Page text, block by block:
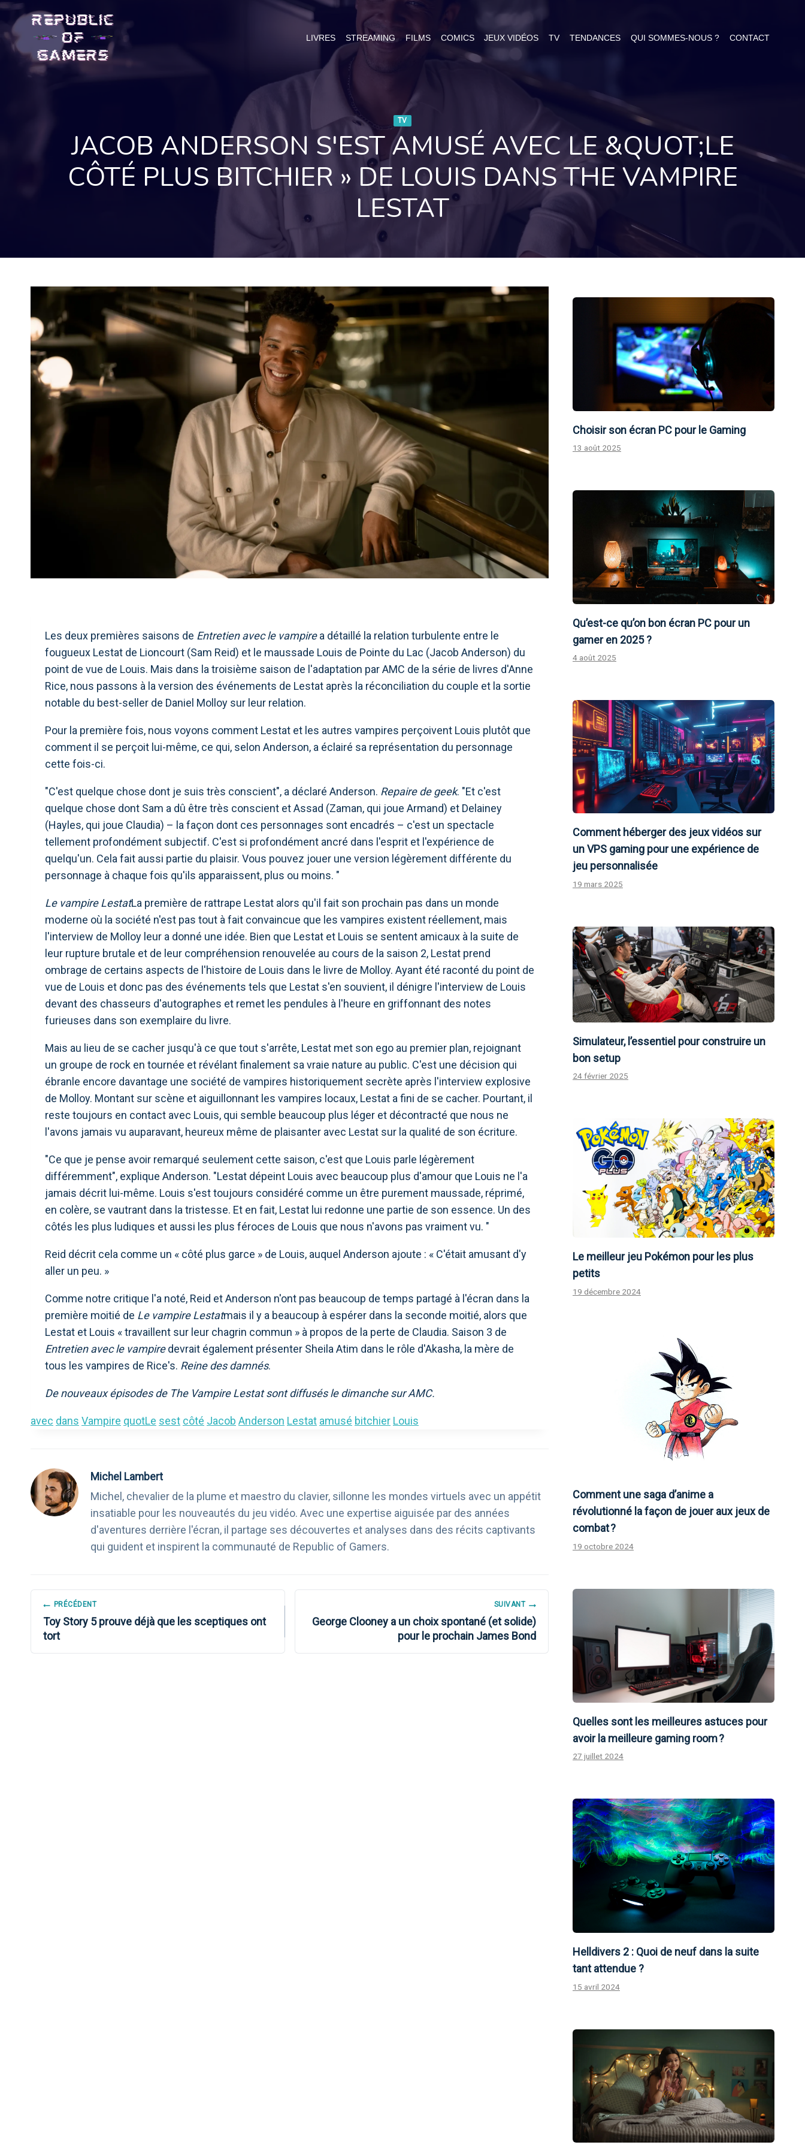
Skip
content
LIVRES STREAMING FILMS COMICS JEUX VIDÉOS TV TENDANCES QUI SOMMES-NOUS ? CONTACT
TV
JACOB ANDERSON S'EST AMUSÉ AVEC LE &QUOT;LE
CÔTÉ PLUS BITCHIER » DE LOUIS DANS THE VAMPIRE
LESTAT
Les deux premières saisons de Entretien avec le vampirea détaillé la relation turbulente entre le
fougueux Lestat de Lioncourt (Sam Reid) et le maussade Louis de Pointe du Lac (Jacob Anderson) du
point de vue de Louis. Mais dans la troisième saison de l'adaptation par AMC de la série de livres d'Anne
Rice, nous passons à la version des événements de Lestat après la réconciliation du couple et la sortie
notable du best-seller de Daniel Molloy sur leur relation.
Pour la première fois, nous voyons comment Lestat et les autres vampires perçoivent Louis plutôt que
comment il se perçoit lui-même, ce qui, selon Anderson, a éclairé sa représentation du personnage
cette fois-ci.
"C'est quelque chose dont je suis très conscient", a déclaré Anderson. Repaire de geek. "Et c'est
quelque chose dont Sam a dû être très conscient et Assad (Zaman, qui joue Armand) et Delainey
(Hayles, qui joue Claudia) – la façon dont ces personnages sont encadrés – c'est un spectacle
tellement profondément subjectif. C'est si profondément ancré dans l'esprit et l'expérience de
quelqu'un. Cela fait aussi partie du plaisir. Vous pouvez jouer une version légèrement différente du
personnage à chaque fois qu'ils apparaissent, plus ou moins. "
Le vampire LestatLa première de rattrape Lestat alors qu'il fait son prochain pas dans un monde
moderne où la société n'est pas tout à fait convaincue que les vampires existent réellement, mais
l'interview de Molloy leur a donné une idée. Bien que Lestat et Louis se sentent amicaux à la suite de
leur rupture brutale et de leur compréhension renouvelée au cours de la saison 2, Lestat prend
ombrage de certains aspects de l'histoire de Louis dans le livre de Molloy. Ayant été raconté du point de
vue de Louis et donc pas des événements tels que Lestat s'en souvient, il dénigre l'interview de Louis
devant des chasseurs d'autographes et remet les pendules à l'heure en griffonnant des notes
furieuses dans son exemplaire du livre.
Mais au lieu de se cacher jusqu'à ce que tout s'arrête, Lestat met son ego au premier plan, rejoignant
un groupe de rock en tournée et révélant finalement sa vraie nature au public. C'est une décision qui
ébranle encore davantage une société de vampires historiquement secrète après l'interview explosive
de Molloy. Montant sur scène et aiguillonnant les vampires locaux, Lestat a fini de se cacher. Pourtant, il
reste toujours en contact avec Louis, qui semble beaucoup plus léger et décontracté que nous ne
l'avons jamais vu auparavant, heureux même de plaisanter avec Lestat sur la qualité de son écriture.
"Ce que je pense avoir remarqué seulement cette saison, c'est que Louis parle légèrement
différemment", explique Anderson. "Lestat dépeint Louis avec beaucoup plus d'amour que Louis ne l'a
jamais décrit lui-même. Louis s'est toujours considéré comme un être purement maussade, réprimé,
en colère, se vautrant dans la tristesse. Et en fait, Lestat lui redonne une partie de son essence. Un des
côtés les plus ludiques et aussi les plus féroces de Louis que nous n'avons pas vraiment vu. "
Reid décrit cela comme un « côté plus garce » de Louis, auquel Anderson ajoute : « C'était amusant d'y
aller un peu. »
Comme notre critique l'a noté, Reid et Anderson n'ont pas beaucoup de temps partagé à l'écran dans la
première moitié de Le vampire Lestatmais il y a beaucoup à espérer dans la seconde moitié, alors que
Lestat et Louis « travaillent sur leur chagrin commun » à propos de la perte de Claudia. Saison 3 de
Entretien avec le vampiredevrait également présenter Sheila Atim dans le rôle d'Akasha, la mère de
tous les vampires de Rice's. Reine des damnés.
De nouveaux épisodes de The Vampire Lestat sont diffusés le dimanche sur AMC.
avec dans Vampire quotLe sest côté Jacob Anderson Lestat amusé bitchier Louis
Michel Lambert
Michel, chevalier de la plume et maestro du clavier, sillonne les mondes virtuels avec un appétit
insatiable pour les nouveautés du jeu vidéo. Avec une expertise aiguisée par des années
d'aventures derrière l'écran, il partage ses découvertes et analyses dans des récits captivants
qui guident et inspirent la communauté de Republic of Gamers.
NAVIGATION
DE
PRÉCÉDENT
Toy Story 5 prouve déjà que les sceptiques ont
tort
SUIVANT
George Clooney a un choix spontané (et solide)
pour le prochain James Bond
Choisir son écran PC pour le Gaming
13 août 2025
Qu’est-ce qu’on bon écran PC pour un
gamer en 2025 ?
4 août 2025
Comment héberger des jeux vidéos sur
un VPS gaming pour une expérience de
jeu personnalisée
19 mars 2025
Simulateur, l’essentiel pour construire un
bon setup
24 février 2025
Le meilleur jeu Pokémon pour les plus
petits
19 décembre 2024
Comment une saga d’anime a
révolutionné la façon de jouer aux jeux de
combat ?
19 octobre 2024
Quelles sont les meilleures astuces pour
avoir la meilleure gaming room ?
27 juillet 2024
Helldivers 2 : Quoi de neuf dans la suite
tant attendue ?
15 avril 2024